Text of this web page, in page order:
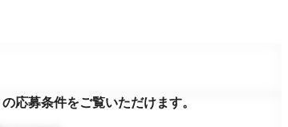
応募条件をご覧いただけます。